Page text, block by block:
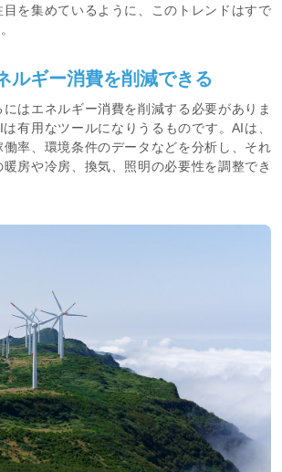
を集めているように、このトレンドはすで
ルギー消費を削減できる
はエネルギー消費を削減する必要がありま
有用なツールになりうるものです。AIは、
率、環境条件のデータなどを分析し、それ
房や冷房、換気、照明の必要性を調整でき